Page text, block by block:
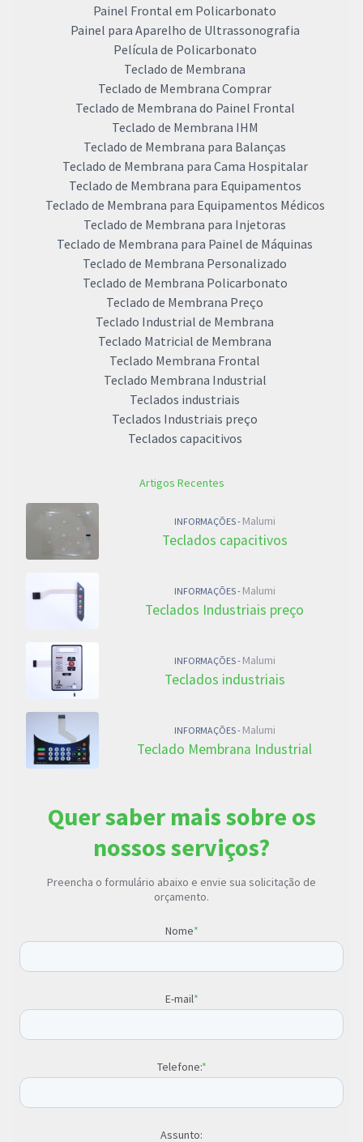
Painel Frontal em Policarbonato
Painel para Aparelho de Ultrassonografia
Película de Policarbonato
Teclado de Membrana
Teclado de Membrana Comprar
Teclado de Membrana do Painel Frontal
Teclado de Membrana IHM
Teclado de Membrana para Balanças
Teclado de Membrana para Cama Hospitalar
Teclado de Membrana para Equipamentos
Teclado de Membrana para Equipamentos Médicos
Teclado de Membrana para Injetoras
Teclado de Membrana para Painel de Máquinas
Teclado de Membrana Personalizado
Teclado de Membrana Policarbonato
Teclado de Membrana Preço
Teclado Industrial de Membrana
Teclado Matricial de Membrana
Teclado Membrana Frontal
Teclado Membrana Industrial
Teclados industriais
Teclados Industriais preço
Teclados capacitivos
Artigos Recentes
INFORMAÇÕES - Malumi
Teclados capacitivos
INFORMAÇÕES - Malumi
Teclados Industriais preço
INFORMAÇÕES - Malumi
Teclados industriais
INFORMAÇÕES - Malumi
Teclado Membrana Industrial
Quer saber mais sobre os
nossos serviços?
Preencha o formulário abaixo e envie sua solicitação de
orçamento.
Nome*
E-mail*
Telefone:*
Assunto: